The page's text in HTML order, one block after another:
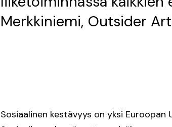
Merkkiniemi, Outsider
Sosiaalinen kestävyys on yksi